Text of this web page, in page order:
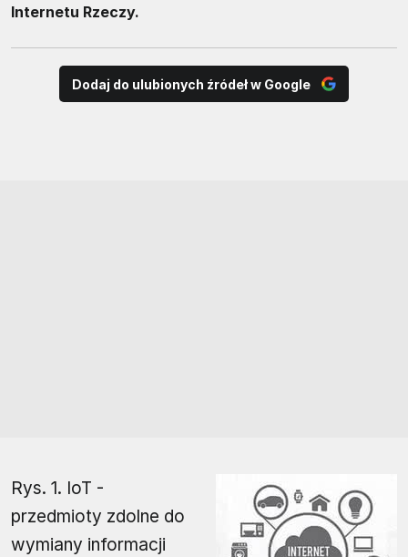
Internetu Rzeczy.
Dodaj do ulubionych źródeł w Google
Rys. 1. IoT -
przedmioty zdolne do
wymiany informacji